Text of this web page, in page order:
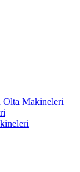
Olta Makineleri